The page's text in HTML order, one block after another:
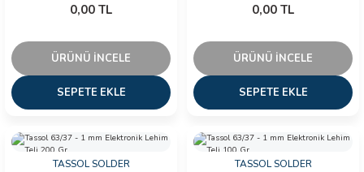
0,00 TL
ÜRÜNÜ İNCELE
SEPETE EKLE
0,00 TL
ÜRÜNÜ İNCELE
SEPETE EKLE
TASSOL SOLDER TASSOL SOLDER